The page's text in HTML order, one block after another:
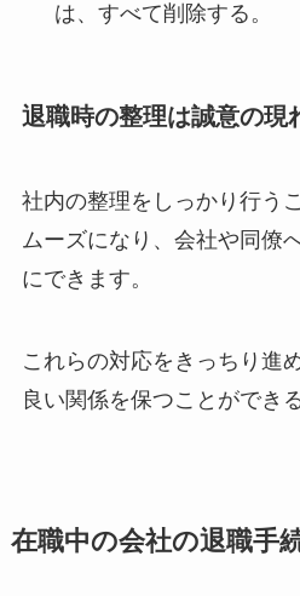
は、すべて削除する。
退職時の整理は誠意の現
社内の整理をしっかり行う
ムーズになり、会社や同僚
にできます。
これらの対応をきっちり進
良い関係を保つことができ
在職中の会社の退職手